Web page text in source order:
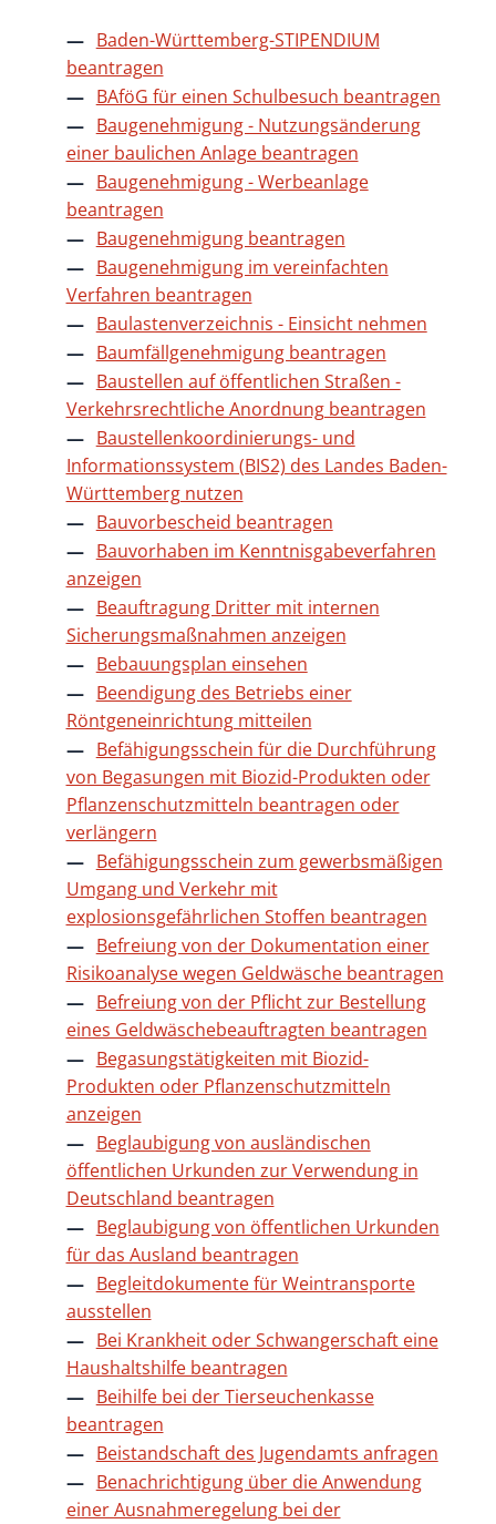
Baden-Württemberg-STIPENDIUM
beantragen
BAföG für einen Schulbesuch beantragen
Baugenehmigung - Nutzungsänderung
einer baulichen Anlage beantragen
Baugenehmigung - Werbeanlage
beantragen
Baugenehmigung beantragen
Baugenehmigung im vereinfachten
Verfahren beantragen
Baulastenverzeichnis - Einsicht nehmen
Baumfällgenehmigung beantragen
Baustellen auf öffentlichen Straßen -
Verkehrsrechtliche Anordnung beantragen
Baustellenkoordinierungs- und
Informationssystem (BIS2) des Landes Baden-
Württemberg nutzen
Bauvorbescheid beantragen
Bauvorhaben im Kenntnisgabeverfahren
anzeigen
Beauftragung Dritter mit internen
Sicherungsmaßnahmen anzeigen
Bebauungsplan einsehen
Beendigung des Betriebs einer
Röntgeneinrichtung mitteilen
Befähigungsschein für die Durchführung
von Begasungen mit Biozid-Produkten oder
Pflanzenschutzmitteln beantragen oder
verlängern
Befähigungsschein zum gewerbsmäßigen
Umgang und Verkehr mit
explosionsgefährlichen Stoffen beantragen
Befreiung von der Dokumentation einer
Risikoanalyse wegen Geldwäsche beantragen
Befreiung von der Pflicht zur Bestellung
eines Geldwäschebeauftragten beantragen
Begasungstätigkeiten mit Biozid-
Produkten oder Pflanzenschutzmitteln
anzeigen
Beglaubigung von ausländischen
öffentlichen Urkunden zur Verwendung in
Deutschland beantragen
Beglaubigung von öffentlichen Urkunden
für das Ausland beantragen
Begleitdokumente für Weintransporte
ausstellen
Bei Krankheit oder Schwangerschaft eine
Haushaltshilfe beantragen
Beihilfe bei der Tierseuchenkasse
beantragen
Beistandschaft des Jugendamts anfragen
Benachrichtigung über die Anwendung
einer Ausnahmeregelung bei der